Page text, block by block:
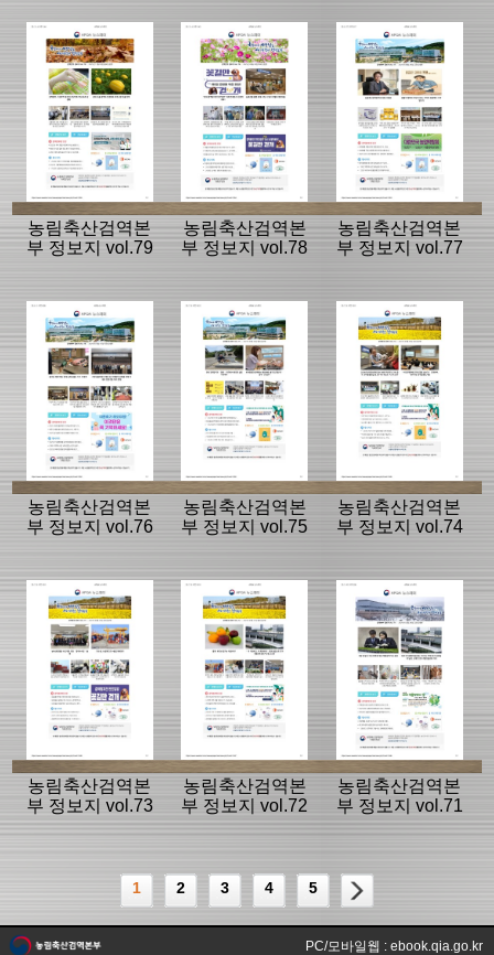
농림축산검역본
부 정보지 vol.79
농림축산검역본
부 정보지 vol.78
농림축산검역본
부 정보지 vol.77
농림축산검역본
부 정보지 vol.76
농림축산검역본
부 정보지 vol.75
농림축산검역본
부 정보지 vol.74
농림축산검역본
부 정보지 vol.73
농림축산검역본
부 정보지 vol.72
농림축산검역본
부 정보지 vol.71
1 2 3 4 5
PC/모바일웹 : ebook.qia.go.kr